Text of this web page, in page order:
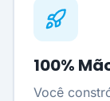
100%
Você